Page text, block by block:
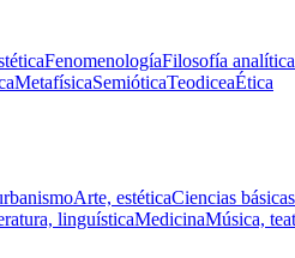
FenomenologíaFilosofía analítica
MetafísicaSemióticaTeodiceaÉtica
Arte, estéticaCiencias básicas
linguísticaMedicinaMúsica,